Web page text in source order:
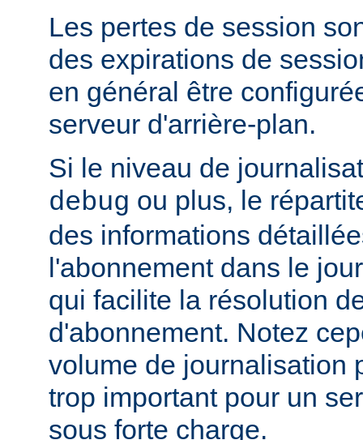
Les pertes de session
des expirations de
en général être
serveur d'arrière-plan.
Si le niveau de
debug ou plus, le
des informations
l'abonnement dans le
qui facilite la résolution
d'abonnement. Notez
volume de journalisation
trop important pour un
sous forte charge.